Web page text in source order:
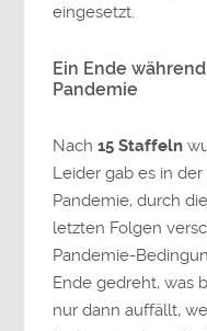
eingesetzt.
Ein Ende
Pandemie
Nach15 Staffeln
Leider gab es in
Pandemie, durch
letzten Folgen
Pandemie-
Ende gedreht, was
nur dann auffällt,